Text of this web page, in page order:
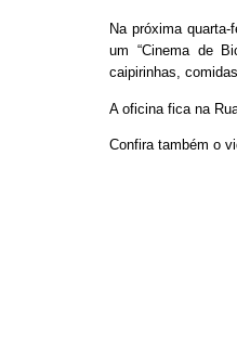
Na próxima
um “Cinema de
caipirinhas,
A oficina fica na
Confira também o